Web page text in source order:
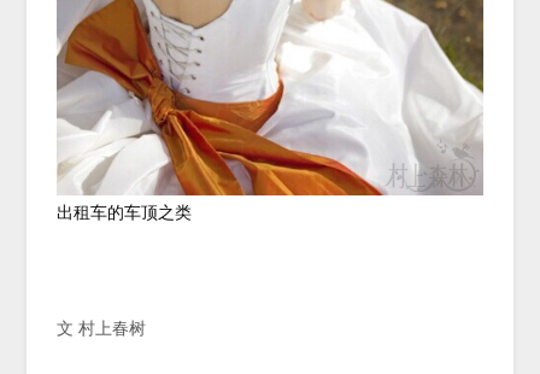
出租车的车顶之类
文 村上春树